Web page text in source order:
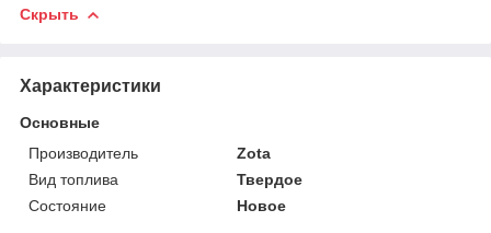
Скрыть
Характеристики
Основные
Производитель
Zota
Вид топлива
Твердое
Состояние
Новое